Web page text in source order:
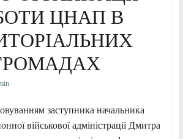
ЦНАП В
заступника начальника
військової адміністрації Дмитра